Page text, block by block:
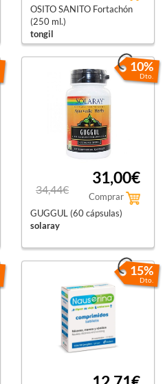
OSITO SANITO Fortachón
(250 ml.)
tongil
10%
Dto.
34,44€
31,00€
Comprar
GUGGUL (60 cápsulas)
solaray
15%
Dto.